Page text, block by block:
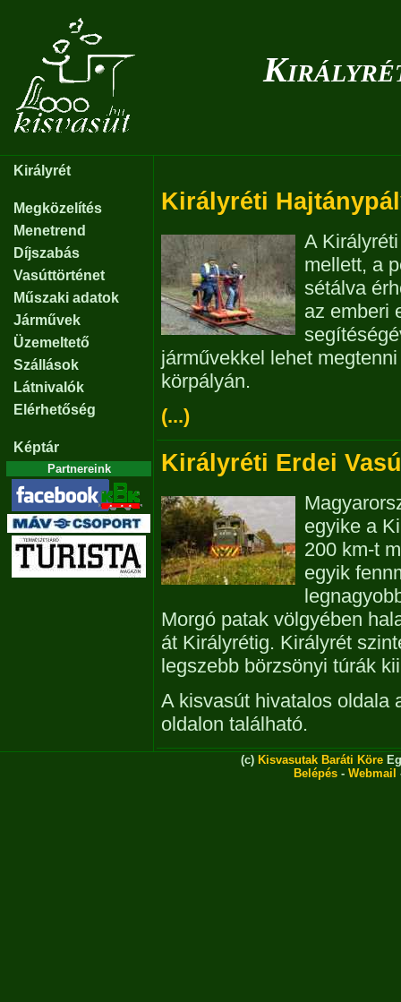
Királyrét
Megközelítés
Menetrend
Díjszabás
Vasúttörténet
Műszaki adatok
Járművek
Üzemeltető
Szállások
Látnivalók
Elérhetőség
Képtár
Partnereink
Királyréti
A
mellett, a
sétálva
az emberi
járművekkel lehet
körpályán.
(...)
Királyréti Erdei
egyike a
200 km-t
egyik
Morgó patak völgyében
át Királyrétig. Királyrét
legszebb börzsönyi túrák
A kisvasút hivatalos oldala
oldalon található.
(c) Kisvasutak Baráti Köre
Belépés - Webmail